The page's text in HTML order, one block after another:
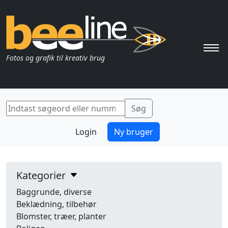
Fotos og grafik til kreativ brug
Login Ny bruger
Kategorier
Baggrunde, diverse
Beklædning, tilbehør
Blomster, træer, planter